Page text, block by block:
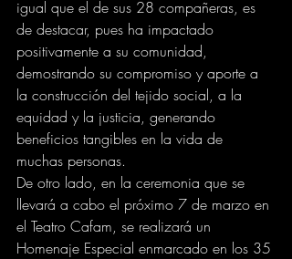
igual que el de sus 28 compañeras, es
de destacar, pues ha impactado
positivamente a su comunidad,
demostrando su compromiso y aporte a
la construcción del tejido social, a la
equidad y la justicia, generando
beneficios tangibles en la vida de
muchas personas.
De otro lado, en la ceremonia que se
llevará a cabo el próximo 7 de marzo en
el Teatro Cafam, se realizará un
Homenaje Especial enmarcado en los 35